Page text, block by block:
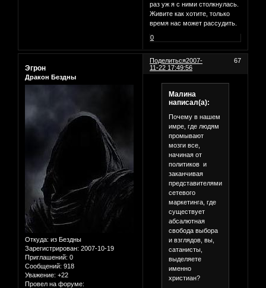
раз уж я с ними столкнулась.
Живите как хотите, только
время нас может рассудить.
0
Поделиться 67
2007-
11-22 17:49:56
Эгрон
Дракон Бездны
Откуда: из Бездны
Зарегистрирован: 2007-10-19
Приглашений: 0
Сообщений: 918
Уважение: +22
Провел на форуме:
Малина
написал(а):
Почему в нашем
имре, где людям
промывают
мозги все,
начиная от
политиков и
заканчивая
представителями
сетевого
маркетинга, где
существует
абсалютная
свобода выбора
и взглядов, вы,
сатанисты,
выделяете
именно
христиан?